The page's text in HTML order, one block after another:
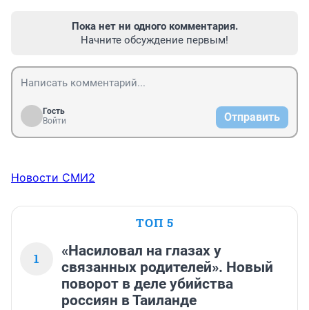
Пока нет ни одного комментария.
Начните обсуждение первым!
Гость
Войти
Отправить
Новости СМИ2
ТОП 5
1
«Насиловал на глазах у
связанных родителей». Новый
поворот в деле убийства
россиян в Таиланде